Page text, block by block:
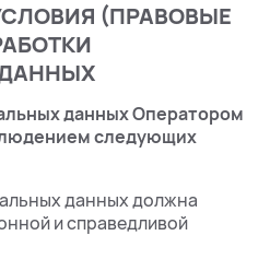
(ПРАВОВЫЕ
данных Оператором
следующих
данных должна
и справедливой